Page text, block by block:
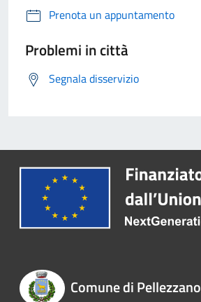
Prenota un appuntamento
Problemi in città
Segnala disservizio
Comune di Pellezzano